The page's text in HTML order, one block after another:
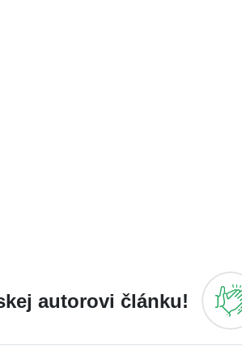
autorovi článku!